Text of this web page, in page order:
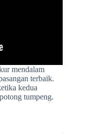
mendalam
terbaik.
kedua
tumpeng.